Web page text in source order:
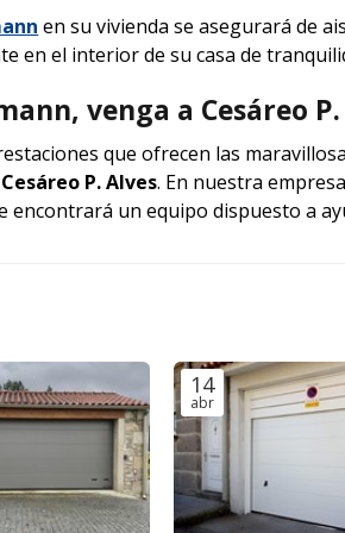
en su vivienda se asegurará de
en el interior de su casa de
venga a Cesáreo
que ofrecen las
Cesáreo P. Alves. En nuestra
un equipo dispuesto a
14
abr